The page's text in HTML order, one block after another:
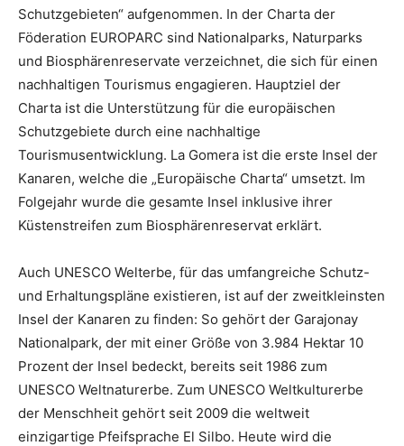
Schutzgebieten“ aufgenommen. In der Charta der
Föderation EUROPARC sind Nationalparks, Naturparks
und Biosphärenreservate verzeichnet, die sich für einen
nachhaltigen Tourismus engagieren. Hauptziel der
Charta ist die Unterstützung für die europäischen
Schutzgebiete durch eine nachhaltige
Tourismusentwicklung. La Gomera ist die erste Insel der
Kanaren, welche die „Europäische Charta“ umsetzt. Im
Folgejahr wurde die gesamte Insel inklusive ihrer
Küstenstreifen zum Biosphärenreservat erklärt.
Auch UNESCO Welterbe, für das umfangreiche Schutz-
und Erhaltungspläne existieren, ist auf der zweitkleinsten
Insel der Kanaren zu finden: So gehört der Garajonay
Nationalpark, der mit einer Größe von 3.984 Hektar 10
Prozent der Insel bedeckt, bereits seit 1986 zum
UNESCO Weltnaturerbe. Zum UNESCO Weltkulturerbe
der Menschheit gehört seit 2009 die weltweit
einzigartige Pfeifsprache El Silbo. Heute wird die